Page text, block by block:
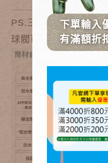
PS.三款都可加價升級
球閥可加購 雨天停水器